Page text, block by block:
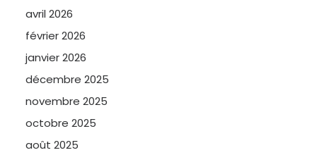
avril 2026
février 2026
janvier 2026
décembre 2025
novembre 2025
octobre 2025
août 2025